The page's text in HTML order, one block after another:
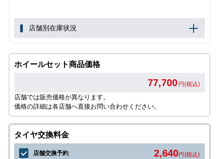
店舗別在庫状況
ホイールセット商品価格
77,700 円(税込)
店舗では販売価格が異なります。
価格の詳細は各店舗へ直接お問い合わせください。
タイヤ交換料金
店舗交換予約 2,640円(税込)